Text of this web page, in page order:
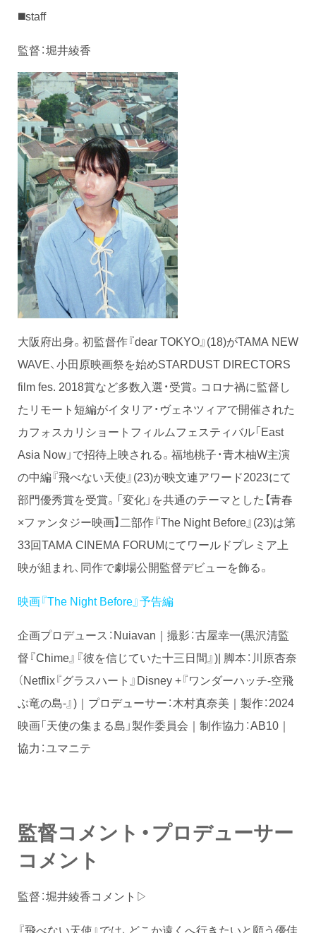
◼️staff
監督：堀井綾香
大阪府出身。初監督作『dear TOKYO』(18)がTAMA NEW
WAVE、小田原映画祭を始めSTARDUST DIRECTORS
film fes. 2018賞など多数入選・受賞。コロナ禍に監督し
たリモート短編がイタリア・ヴェネツィアで開催された
カフォスカリショートフィルムフェスティバル「East
Asia Now」で招待上映される。福地桃子・青木柚W主演
の中編『飛べない天使』(23)が映文連アワード2023にて
部門優秀賞を受賞。「変化」を共通のテーマとした【青春
×ファンタジー映画】二部作『The Night Before』(23)は第
33回TAMA CINEMA FORUMにてワールドプレミア上
映が組まれ、同作で劇場公開監督デビューを飾る。
映画『The Night Before』予告編
企画プロデュース：Nuiavan｜撮影：古屋幸一(黒沢清監
督『Chime』『彼を信じていた十三日間』)| 脚本：川原杏奈
（Netflix『グラスハート』Disney +『ワンダーハッチ-空飛
ぶ竜の島-』)｜プロデューサー：木村真奈美｜製作：2024
映画「天使の集まる島」製作委員会｜制作協力：AB10｜
協力：ユマニテ
監督コメント・プロデューサー
コメント
監督：堀井綾香コメント▷
『飛べない天使』では、どこか遠くへ行きたいと願う優佳